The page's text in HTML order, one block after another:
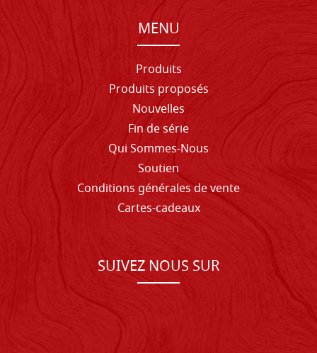
MENU
Produits
Produits proposés
Nouvelles
Fin de série
Qui Sommes-Nous
Soutien
Conditions générales de vente
Cartes-cadeaux
SUIVEZ NOUS SUR